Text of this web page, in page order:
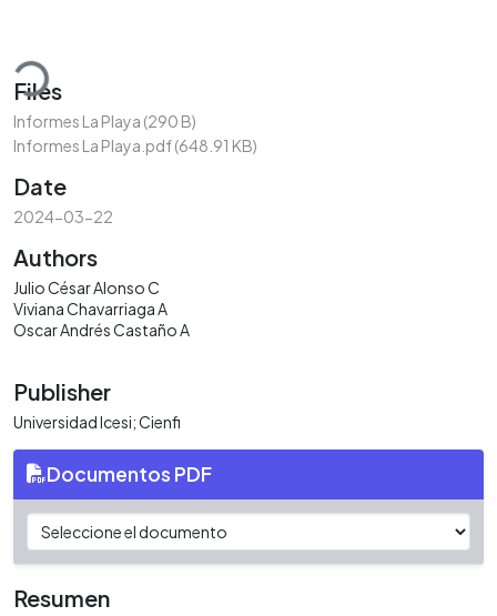
Files
Informes La Playa (290 B)
Informes La Playa.pdf(648.91 KB)
Date
2024-03-22
Authors
Julio César Alonso C
Viviana Chavarriaga A
Oscar Andrés Castaño A
Publisher
Universidad Icesi; Cienfi
Documentos PDF
Resumen